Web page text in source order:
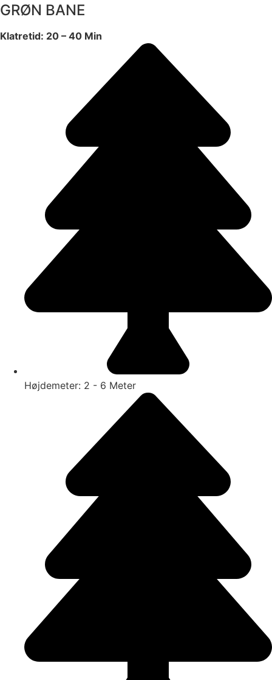
GRØN BANE
Klatretid: 20 – 40 Min
Højdemeter: 2 - 6 Meter